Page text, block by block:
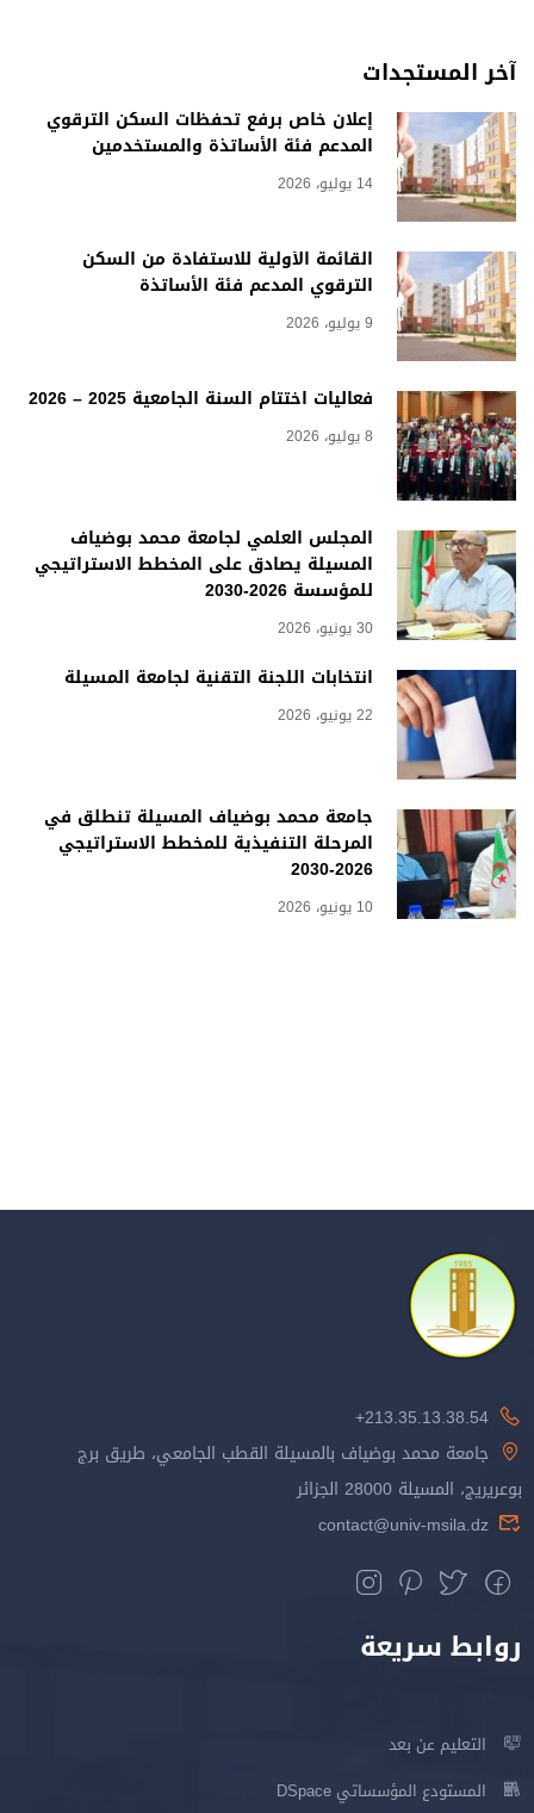
آخر المستجدات
إعلان خاص برفع تحفظات السكن الترقوي
المدعم فئة الأساتذة والمستخدمين
14 يوليو، 2026
القائمة الأولية للاستفادة من السكن
الترقوي المدعم فئة الأساتذة
9 يوليو، 2026
فعاليات اختتام السنة الجامعية 2025 – 2026
8 يوليو، 2026
المجلس العلمي لجامعة محمد بوضياف
المسيلة يصادق على المخطط الاستراتيجي
للمؤسسة 2026-2030
30 يونيو، 2026
انتخابات اللجنة التقنية لجامعة المسيلة
22 يونيو، 2026
جامعة محمد بوضياف المسيلة تنطلق في
المرحلة التنفيذية للمخطط الاستراتيجي
2026-2030
10 يونيو، 2026
213.35.13.38.54+
جامعة محمد بوضياف بالمسيلة القطب الجامعي، طريق برج
بوعريريج، المسيلة 28000 الجزائر
contact@univ-msila.dz
روابط سريعة
التعليم عن بعد
المستودع المؤسساتي DSpace